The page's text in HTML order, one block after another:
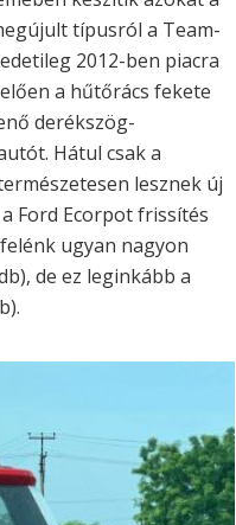
típusról a Team-
2012-ben piacra
a hűtőrács fekete
derékszög-
Hátul csak a
lesznek új
Ford Ecorpot frissítés
ugyan nagyon
de ez leginkább a